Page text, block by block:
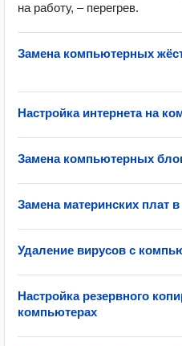
на работу, – перегрев.
Замена компьютерных
Настройка интернета на
Замена компьютерных
Замена материнских плат
Удаление вирусов с
Настройка резервного
компьютерах